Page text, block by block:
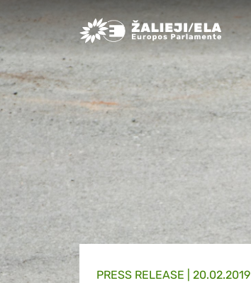
Greens/EFA Home
PRESS RELEASE | 20.02.2019